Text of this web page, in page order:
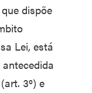
dispõe
Lei, está
3º) e